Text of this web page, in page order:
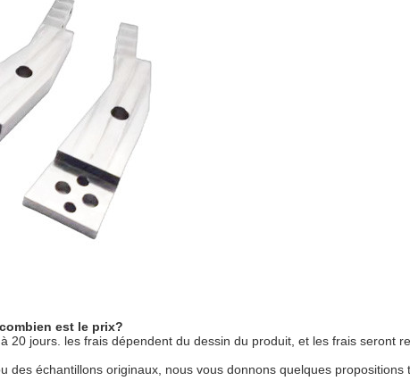
est le prix?
jours. les frais dépendent du dessin du produit, et les frais seront
échantillons originaux, nous vous donnons quelques propositions